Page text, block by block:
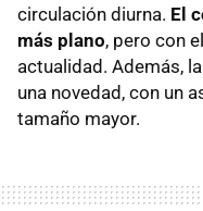
circulación diurna. El
más plano, pero con
actualidad. Además,
una novedad, con un
tamaño mayor.